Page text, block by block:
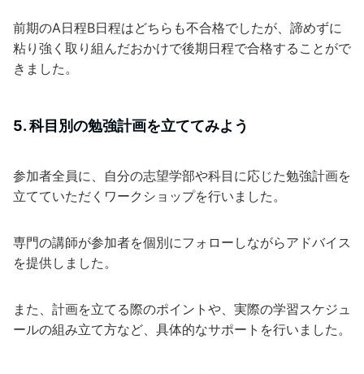
前期のA日程B日程はどちらも不合格でしたが、諦めずに
粘り強く取り組んだおかけで後期日程で合格することがで
きました。
5. 科目別の勉強計画を立ててみよう
参加者全員に、自分の志望学部や科目に応じた勉強計画を
立てていただくワークショップを行いました。
専門の講師が参加者を個別にフォローしながらアドバイス
を提供しました。
また、計画を立てる際のポイントや、実際の学習スケジュ
ールの組み立て方など、具体的なサポートを行いました。